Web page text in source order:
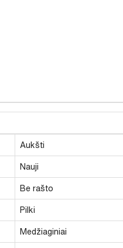
Aukšti
Nauji
Be rašto
Pilki
Medžiaginiai